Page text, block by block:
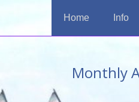
Home Info
Monthly